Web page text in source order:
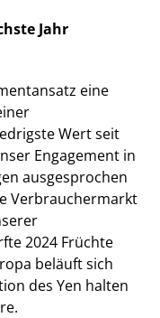
Jahr
eine
Wert seit
Engagement in
ausgesprochen
Verbrauchermarkt
2024 Früchte
beläuft sich
des Yen halten